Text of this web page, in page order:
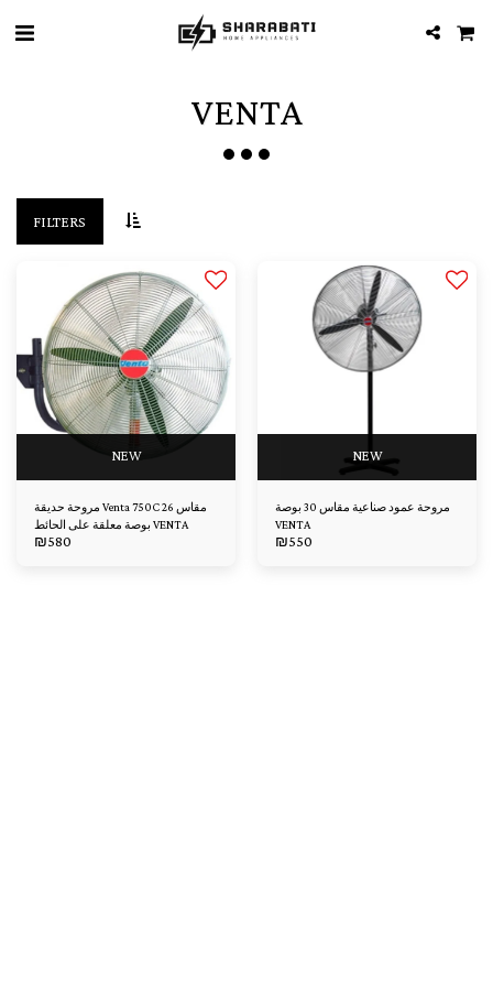
VENTA
FILTERS
NEW
مروحة حديقة Venta 750C مقاس 26
بوصة معلقة على الحائط VENTA
₪580
NEW
مروحة عمود صناعية مقاس 30 بوصة
VENTA
₪550